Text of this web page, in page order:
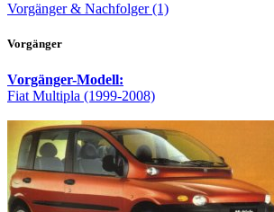
Vorgänger & Nachfolger (1)
Vorgänger
Vorgänger-Modell:
Fiat Multipla (1999-2008)